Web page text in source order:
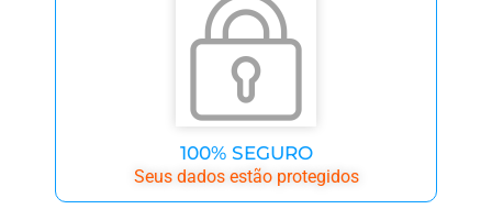
100% SEGURO
Seus dados estão protegidos